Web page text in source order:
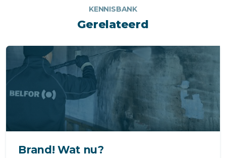
KENNISBANK
Gerelateerd
Brand! Wat nu?